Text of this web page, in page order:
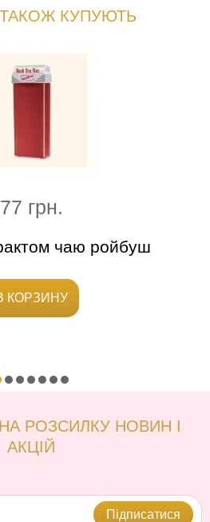
КУПУЮТЬ
77 грн.
чаю ройбуш
КОРЗИНУ
РОЗСИЛКУ НОВИН І
АКЦІЙ
Підписатися